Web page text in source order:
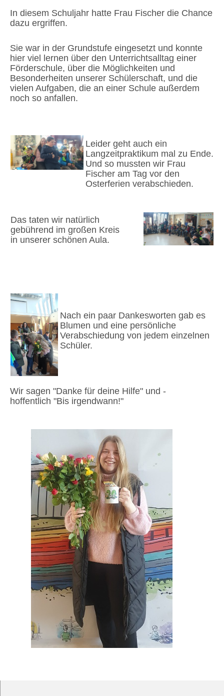
In diesem Schuljahr hatte Frau Fischer die Chance
dazu ergriffen.
Sie war in der Grundstufe eingesetzt und konnte
hier viel lernen über den Unterrichtsalltag einer
Förderschule, über die Möglichkeiten und
Besonderheiten unserer Schülerschaft, und die
vielen Aufgaben, die an einer Schule außerdem
noch so anfallen.
Leider geht auch ein
Langzeitpraktikum mal zu Ende.
Und so mussten wir Frau
Fischer am Tag vor den
Osterferien verabschieden.
Das taten wir natürlich
gebührend im großen Kreis
in unserer schönen Aula.
Nach ein paar Dankesworten gab es
Blumen und eine persönliche
Verabschiedung von jedem einzelnen
Schüler.
Wir sagen "Danke für deine Hilfe" und -
hoffentlich "Bis irgendwann!"